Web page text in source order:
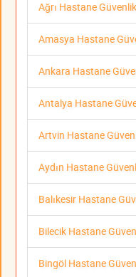
Ağrı Hastane
Amasya Hastane
Ankara Hastane
Antalya Hastane
Artvin Hastane
Aydın Hastane
Balıkesir Hastane
Bilecik Hastane
Bingöl Hastane